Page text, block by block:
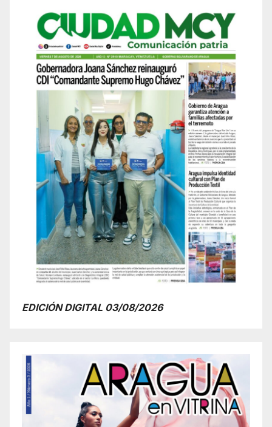
EDICIÓN DIGITAL 03/08/2026